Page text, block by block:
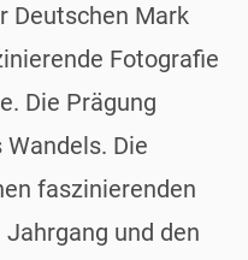
Deutschen Mark
Fotografie
Die Prägung
Die
faszinierenden
und den